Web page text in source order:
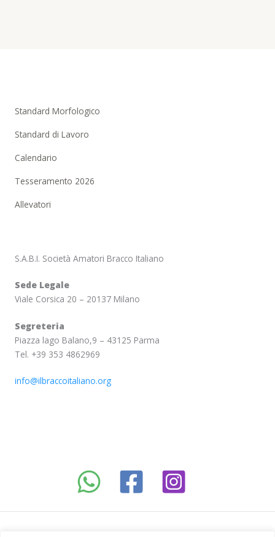
Standard Morfologico
Standard di Lavoro
Calendario
Tesseramento 2026
Allevatori
S.A.B.I. Società Amatori Bracco Italiano
Sede Legale
Viale Corsica 20 – 20137 Milano
Segreteria
Piazza lago Balano,9 – 43125 Parma
Tel. +39 353 4862969
info@ilbraccoitaliano.org